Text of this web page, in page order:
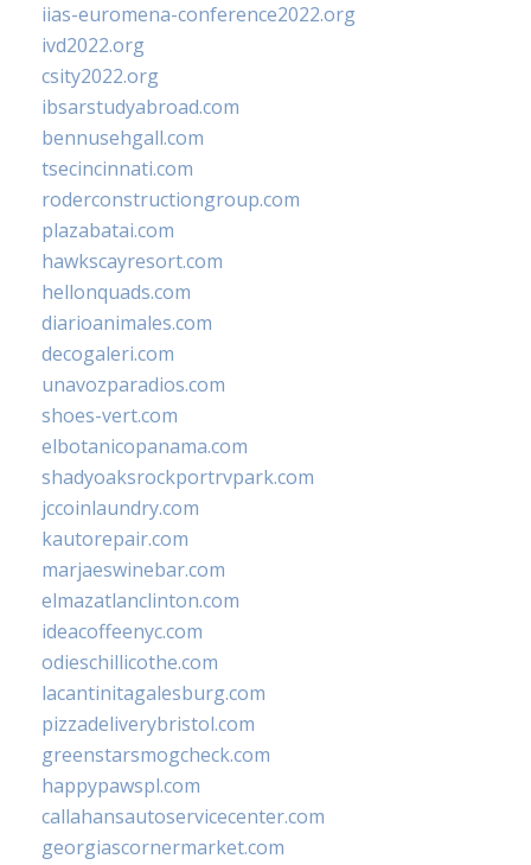
iias-euromena-conference2022.org
ivd2022.org
csity2022.org
ibsarstudyabroad.com
bennusehgall.com
tsecincinnati.com
roderconstructiongroup.com
plazabatai.com
hawkscayresort.com
hellonquads.com
diarioanimales.com
decogaleri.com
unavozparadios.com
shoes-vert.com
elbotanicopanama.com
shadyoaksrockportrvpark.com
jccoinlaundry.com
kautorepair.com
marjaeswinebar.com
elmazatlanclinton.com
ideacoffeenyc.com
odieschillicothe.com
lacantinitagalesburg.com
pizzadeliverybristol.com
greenstarsmogcheck.com
happypawspl.com
callahansautoservicecenter.com
georgiascornermarket.com